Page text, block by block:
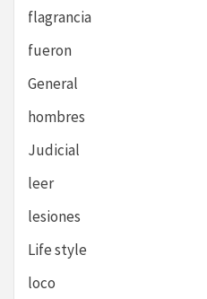
flagrancia
fueron
General
hombres
Judicial
leer
lesiones
Life style
loco